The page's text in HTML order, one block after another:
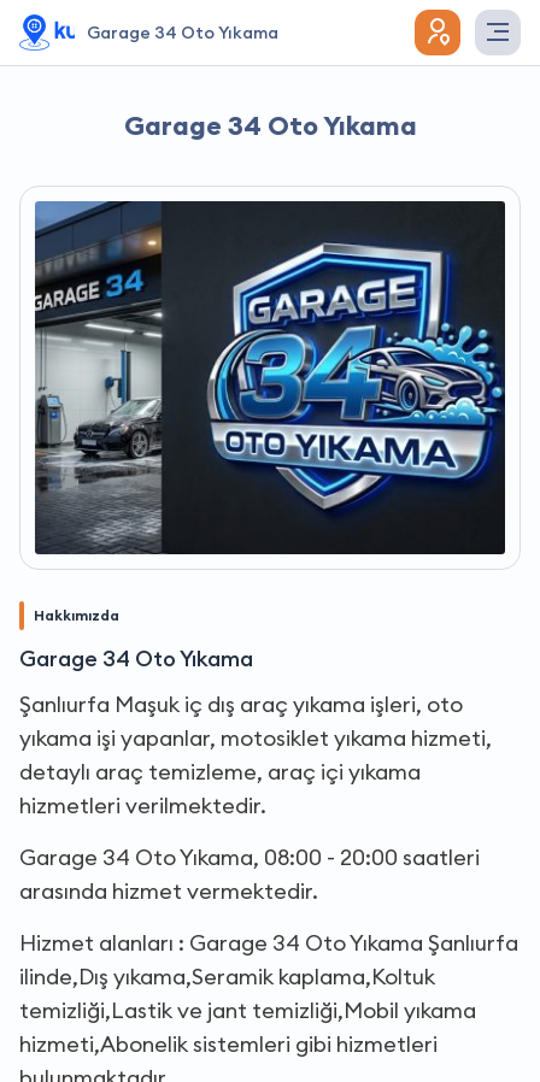
Garage 34 Oto Yıkama
Garage 34 Oto Yıkama
Hakkımızda
Garage 34 Oto Yıkama
Şanlıurfa Maşuk iç dış araç yıkama işleri, oto
yıkama işi yapanlar, motosiklet yıkama hizmeti,
detaylı araç temizleme, araç içi yıkama
hizmetleri verilmektedir.
Garage 34 Oto Yıkama, 08:00 - 20:00 saatleri
arasında hizmet vermektedir.
Hizmet alanları : Garage 34 Oto Yıkama Şanlıurfa
ilinde,Dış yıkama,Seramik kaplama,Koltuk
temizliği,Lastik ve jant temizliği,Mobil yıkama
hizmeti,Abonelik sistemleri gibi hizmetleri